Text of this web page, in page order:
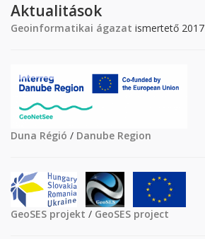
Aktualitások
Geoinformatikai ágazat ismertető 2017
Duna Régió / Danube Region
GeoSES projekt / GeoSES project